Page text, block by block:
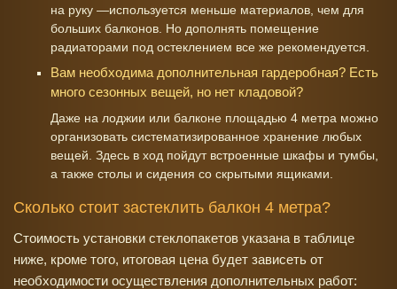
на руку —используется меньше материалов, чем для
больших балконов. Но дополнять помещение
радиаторами под остеклением все же рекомендуется.
Вам необходима дополнительная гардеробная? Есть
много сезонных вещей, но нет кладовой?
Даже на лоджии или балконе площадью 4 метра можно
организовать систематизированное хранение любых
вещей. Здесь в ход пойдут встроенные шкафы и тумбы,
а также столы и сидения со скрытыми ящиками.
Сколько стоит застеклить балкон 4 метра?
Стоимость установки стеклопакетов указана в таблице
ниже, кроме того, итоговая цена будет зависеть от
необходимости осуществления дополнительных работ: